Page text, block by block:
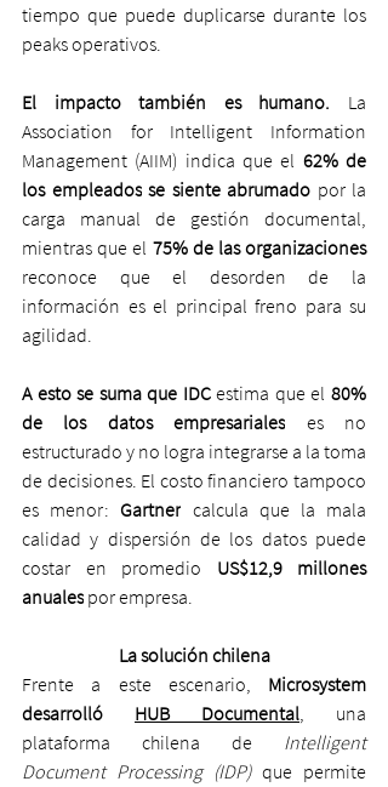
tiempo que puede duplicarse durante los
peaks operativos.
El impacto también es humano. La
Association for Intelligent Information
Management (AIIM) indica que el 62% de
los empleados se siente abrumado por la
carga manual de gestión documental,
mientras que el
75% de las organizaciones
reconoce que el desorden de la
información es el principal freno para su
agilidad.
A esto se suma que IDC estima que el 80%
de los datos empresariales es no
estructurado y no logra integrarse a la toma
de decisiones. El costo financiero tampoco
es menor: Gartner calcula que la mala
calidad y dispersión de los datos puede
costar en promedio US$12,9 millones
anuales por empresa.
La solución chilena
Frente a este escenario, Microsystem
desarrolló HUB Documental, una
plataforma chilena de Intelligent
Document Processing (IDP) que permite